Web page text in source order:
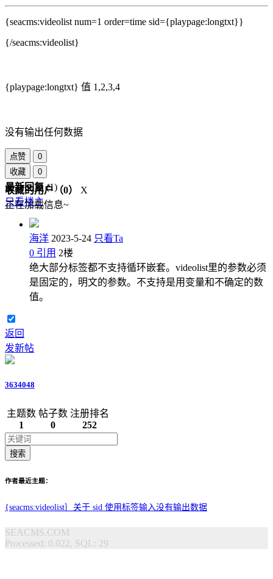
{seacms:videolist num=1 order=time sid={playpage:longtxt}}
{/seacms:videolist}
{playpage:longtxt} 值 1,2,3,4
没有输出任何数据
点赞
0
收藏
0
收藏的用户（0）
X
正在加载信息~
最新回复(1)
只看楼主
海洋 2023-5-24 只看Ta
0 引用 2楼
绝大部分标签都不支持循环嵌套。videolist里的参数必须
是固定的，明文的参数。不支持是用变量和不确定的数
值。
返回
发新帖
3634048
主题数
1
帖子数
0
注册排名
252
搜索
作者最近主题：
{seacms:videolist｝关于 sid 使用标签输入没有输出数据
SEACMS.COM
Processed: 0.022, SQL: 29